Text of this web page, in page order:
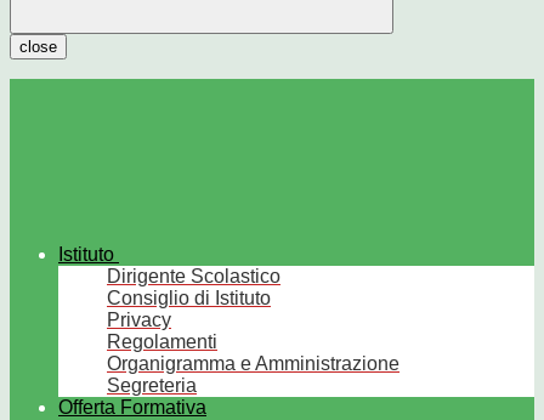
close
Istituto
Dirigente Scolastico
Consiglio di Istituto
Privacy
Regolamenti
Organigramma e Amministrazione
Segreteria
Offerta Formativa